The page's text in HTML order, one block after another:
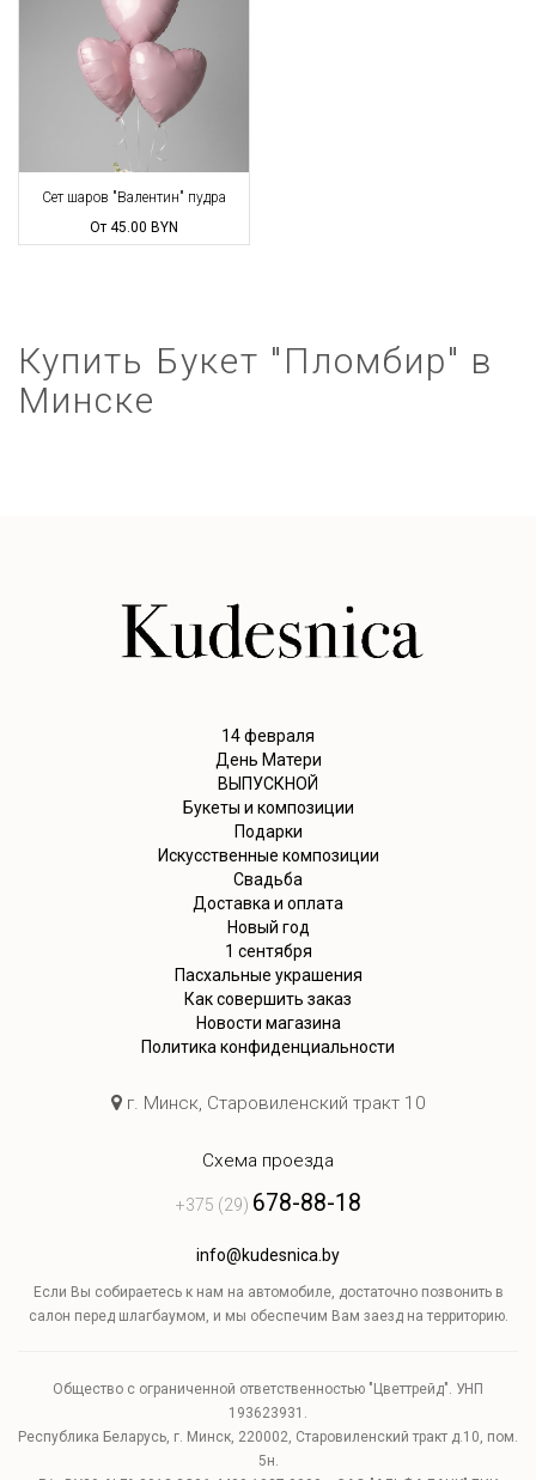
Сет шаров "Валентин" пудра
От 45.00 BYN
Купить Букет "Пломбир" в
Минске
14 февраля
День Матери
ВЫПУСКНОЙ
Букеты и композиции
Подарки
Искусственные композиции
Свадьба
Доставка и оплата
Новый год
1 сентября
Пасхальные украшения
Как совершить заказ
Новости магазина
Политика конфиденциальности
г. Минск, Старовиленский тракт 10
Схема проезда
+375 (29) 678-88-18
info@kudesnica.by
Если Вы собираетесь к нам на автомобиле, достаточно позвонить в
салон перед шлагбаумом, и мы обеспечим Вам заезд на территорию.
Общество с ограниченной ответственностью "Цветтрейд". УНП
193623931.
Республика Беларусь, г. Минск, 220002, Старовиленский тракт д.10, пом.
5н.